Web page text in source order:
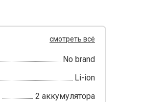
смотреть всё
No brand
Li-ion
2 аккумулятора